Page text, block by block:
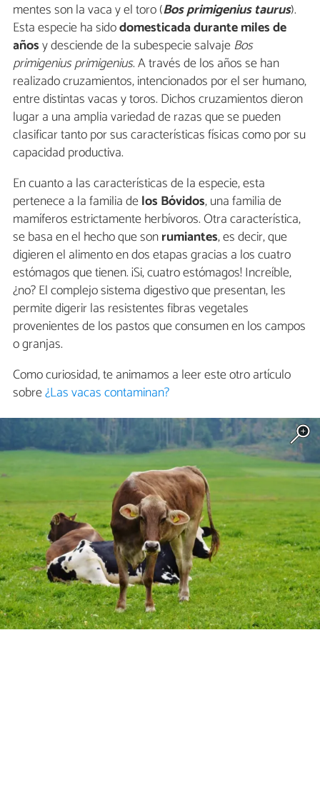
mentes son la vaca y el toro (Bos primigenius taurus).
Esta especie ha sidodomesticada durante miles de
añosy desciende de la subespecie salvajeBos
primigenius primigenius. A través de los años se han
realizado cruzamientos, intencionados por el ser humano,
entre distintas vacas y toros. Dichos cruzamientos dieron
lugar a una amplia variedad de razas que se pueden
clasificar tanto por sus características físicas como por su
capacidad productiva.
En cuanto a las características de la especie, esta
pertenece a la familia delos Bóvidos, una familia de
mamíferos estrictamente herbívoros. Otra característica,
se basa en el hecho que sonrumiantes, es decir, que
digieren el alimento en dos etapas gracias a los cuatro
estómagos que tienen. ¡Si, cuatro estómagos! Increíble,
¿no? El complejo sistema digestivo que presentan, les
permite digerir las resistentes fibras vegetales
provenientes de los pastos que consumen en los campos
o granjas.
Como curiosidad, te animamos a leer este otro artículo
sobre¿Las vacas contaminan?